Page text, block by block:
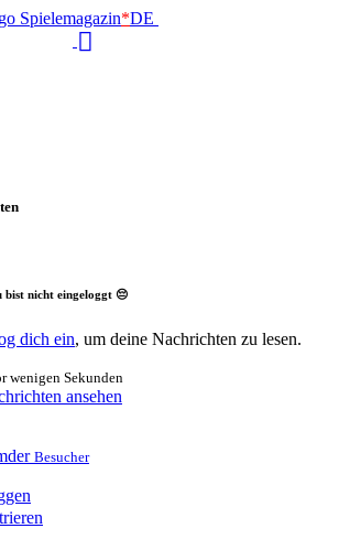
Spielemagazin*DE
bist nicht eingeloggt 😔
dich ein, um deine Nachrichten zu lesen.
wenigen Sekunden
ansehen
Besucher